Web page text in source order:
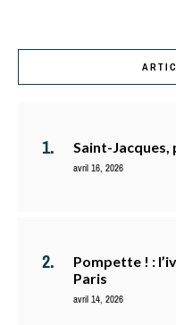
Saint-
avril 16, 2026
Pompette ! :
Paris
avril 14, 2026